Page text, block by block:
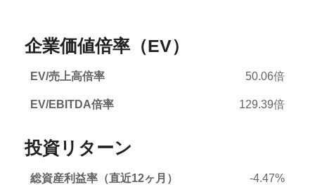
企業価値倍率（EV）
EV/売上高倍率 50.06倍
EV/EBITDA倍率 129.39倍
投資リターン
総資産利益率（直近12ヶ月） -4.47%